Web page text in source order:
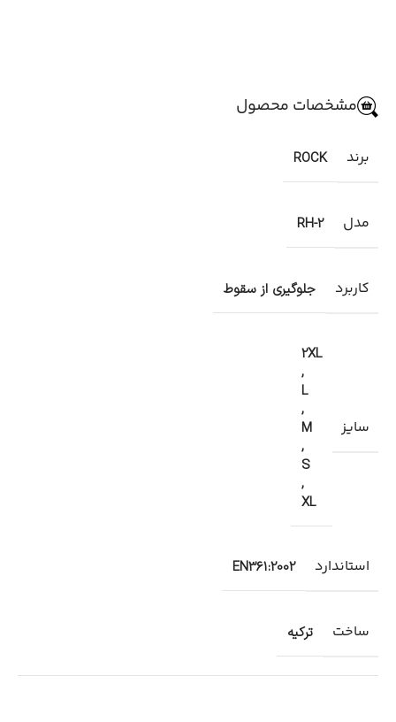
مشخصات محصول
برند ROCK
مدل RH-2
کاربرد جلوگیری از سقوط
سایز
2XL
,
L
,
M
,
S
,
XL
استاندارد EN361:2002
ساخت ترکیه